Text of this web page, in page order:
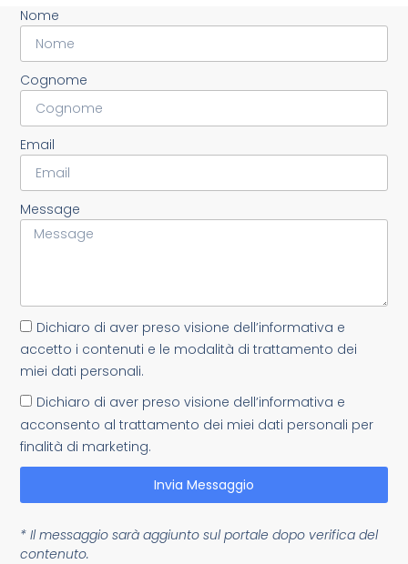
Nome
Cognome
Email
Message
Dichiaro di aver preso visione dell’informativa e
accetto i contenuti e le modalità di trattamento dei
miei dati personali.
Dichiaro di aver preso visione dell’informativa e
acconsento al trattamento dei miei dati personali per
finalità di marketing.
Invia Messaggio
* Il messaggio sarà aggiunto sul portale dopo verifica del
contenuto.